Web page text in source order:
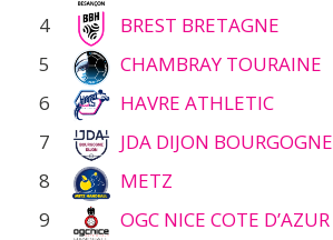
4
BREST BRETAGNE
5
CHAMBRAY TOURAINE
6
HAVRE ATHLETIC
7
JDA DIJON BOURGOGNE
8
METZ
9
OGC NICE COTE D’AZUR